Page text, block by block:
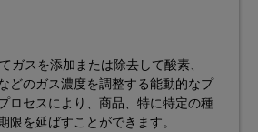
ガスを添加または除去して酸素、
どのガス濃度を調整する能動的なプ
ロセスにより、商品、特に特定の種
限を延ばすことができます。